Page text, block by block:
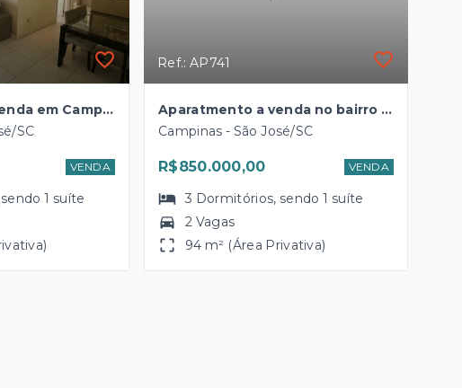
Apartamento à venda em Campinas – Excelente localização próxima ao Big Pan e ao Giassi
SC
VENDA
sendo1 suíte
Ref.: AP741
Aparatmento a venda no bairro campinas são José SC.
Campinas - São José/SC
R$850.000,00 VENDA
3 Dormitórios, sendo1 suíte
2 Vagas
94 m² (Área Privativa)